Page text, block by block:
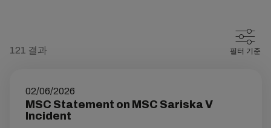
121 결과 필터 기준
02/06/2026
MSC Statement on MSC Sariska V
Incident